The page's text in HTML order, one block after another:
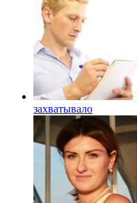
захватывало